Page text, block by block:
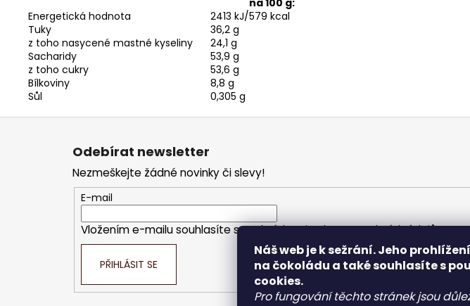
Náš web je k sežrání. Jeho
na čokoládu a také souhlasíte s
cookies.
Pro fungování těchto stránek jsou
na 100 g:
Energetická hodnota
2413 kJ/579 kcal
Tuky
36,2 g
z toho nasycené mastné kyseliny
24,1 g
Sacharidy
53,9 g
z toho cukry
53,6 g
Bílkoviny
8,8 g
Sůl
0,305 g
Z
Odebírat newsletter
Nezmeškejte žádné novinky či slevy!
E-mail
Vložením e-mailu souhlasíte spodmínkami ochrany osobních údajů
PŘIHLÁSIT SE